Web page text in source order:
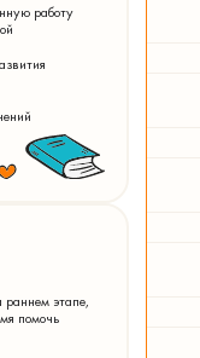
работу
раннем этапе,
помочь